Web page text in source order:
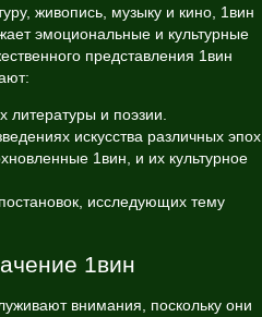
живопись, музыку и кино, 1вин
эмоциональные и культурные
представления 1вин
и поэзии.
искусства различных эпох.
1вин, и их культурное
исследующих тему
1вин
внимания, поскольку они